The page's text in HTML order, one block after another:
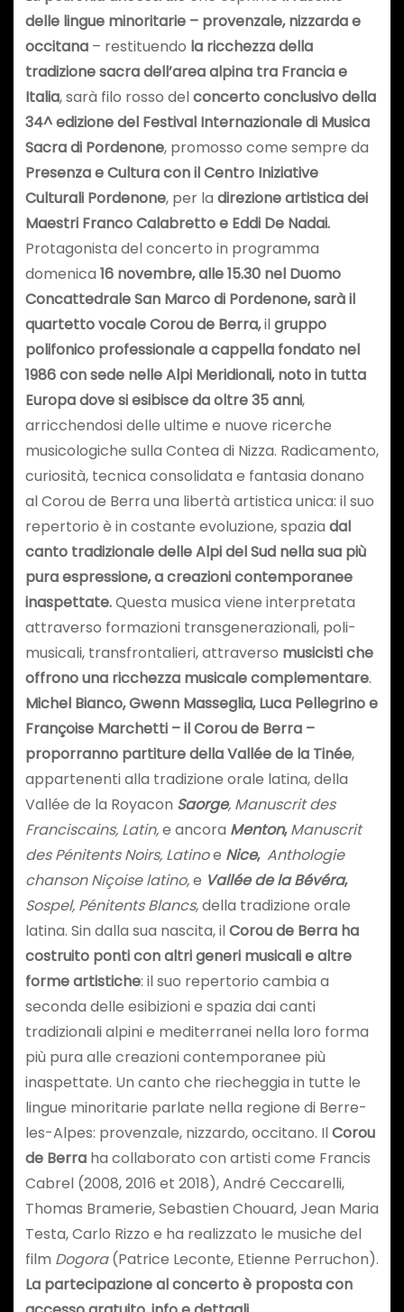
delle lingue minoritarie – provenzale, nizzarda e
occitana – restituendo la ricchezza della
tradizione sacra dell’area alpina tra Francia e
Italia, sarà filo rosso delconcerto conclusivo della
34^ edizione del Festival Internazionale di Musica
Sacra di Pordenone, promosso come sempre da
Presenza e Cultura con il Centro Iniziative
Culturali Pordenone, per la direzione artistica dei
Maestri Franco Calabretto e Eddi De Nadai.
Protagonista del concerto in programma
domenica 16 novembre, alle 15.30 nel Duomo
Concattedrale San Marco di Pordenone, sarà il
quartetto vocale Corou de Berra,ilgruppo
polifonico professionale a cappella fondato nel
1986 con sede nelle Alpi Meridionali, noto in tutta
Europa dove si esibisce da oltre 35 anni,
arricchendosi delle ultime e nuove ricerche
musicologiche sulla Contea di Nizza. Radicamento,
curiosità, tecnica consolidata e fantasia donano
al Corou de Berra una libertà artistica unica: il suo
repertorio è in costante evoluzione, spazia dal
canto tradizionale delle Alpi del Sud nella sua più
pura espressione, a creazioni contemporanee
inaspettate.Questa musica viene interpretata
attraverso formazioni transgenerazionali, poli-
musicali, transfrontalieri, attraverso musicisti che
offrono una ricchezza musicale complementare.
Michel Bianco, Gwenn Masseglia, Luca Pellegrino e
Françoise Marchetti – il Corou de Berra –
proporranno partiture della Vallée de la Tinée,
appartenenti alla tradizione orale latina, della
Vallée de la Royacon Saorge, Manuscrit des
Franciscains, Latin,e ancora Menton,Manuscrit
des Pénitents Noirs, Latinoe Nice, Anthologie
chanson Niçoise latino,e Vallée de la Bévéra,
Sospel, Pénitents Blancs, della tradizione orale
latina. Sin dalla sua nascita, ilCorou de Berra ha
costruito ponti con altri generi musicali e altre
forme artistiche: il suo repertorio cambia a
seconda delle esibizioni e spazia dai canti
tradizionali alpini e mediterranei nella loro forma
più pura alle creazioni contemporanee più
inaspettate. Un canto che riecheggia in tutte le
lingue minoritarie parlate nella regione di Berre-
les-Alpes: provenzale, nizzardo, occitano. IlCorou
de Berraha collaborato con artisti come Francis
Cabrel (2008, 2016 et 2018), André Ceccarelli,
Thomas Bramerie, Sebastien Chouard, Jean Maria
Testa, Carlo Rizzo e ha realizzato le musiche del
film Dogora(Patrice Leconte, Etienne Perruchon).
La partecipazione al concerto è proposta con